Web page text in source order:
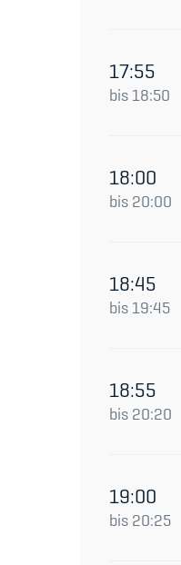
17:55
bis 18:50
18:00
bis 20:00
18:45
bis 19:45
18:55
bis 20:20
19:00
bis 20:25